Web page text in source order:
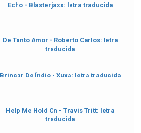
Echo - Blasterjaxx: letra traducida
De Tanto Amor - Roberto Carlos: letra
traducida
Brincar De Índio - Xuxa: letra traducida
Help Me Hold On - Travis Tritt: letra
traducida